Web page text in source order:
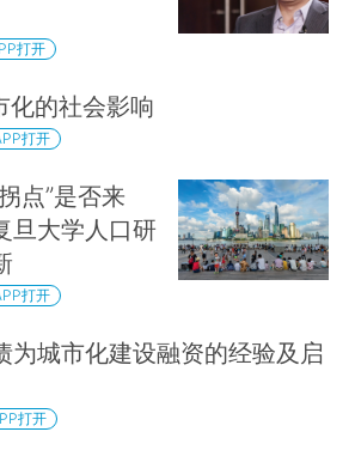
打开
化的社会影响
打开
点”是否来
大学人口研
打开
为城市化建设融资的经验及启
打开